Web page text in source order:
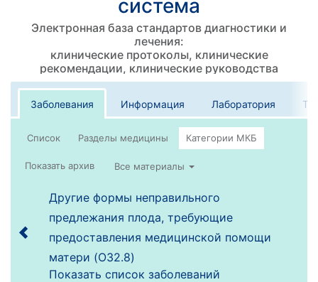
система
Электронная база стандартов диагностики и
лечения:
клинические протоколы, клинические
рекомендации, клинические руководства
Заболевания Информация Лаборатория
Список
Все материалы
Другие формы неправильного
предлежания плода, требующие
предоставления медицинской помощи
матери (O32.8)
Показать список заболеваний